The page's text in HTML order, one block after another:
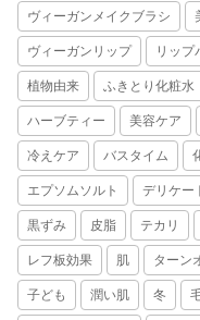
ヴィーガンメイクブラシ
ヴィーガンリップ リップ
植物由来 ふきとり化粧水
ハーブティー 美容ケア
冷えケア バスタイム
エプソムソルト デリケー
黒ずみ 皮脂 テカリ
レフ板効果 肌 ターン
子ども 潤い肌 冬